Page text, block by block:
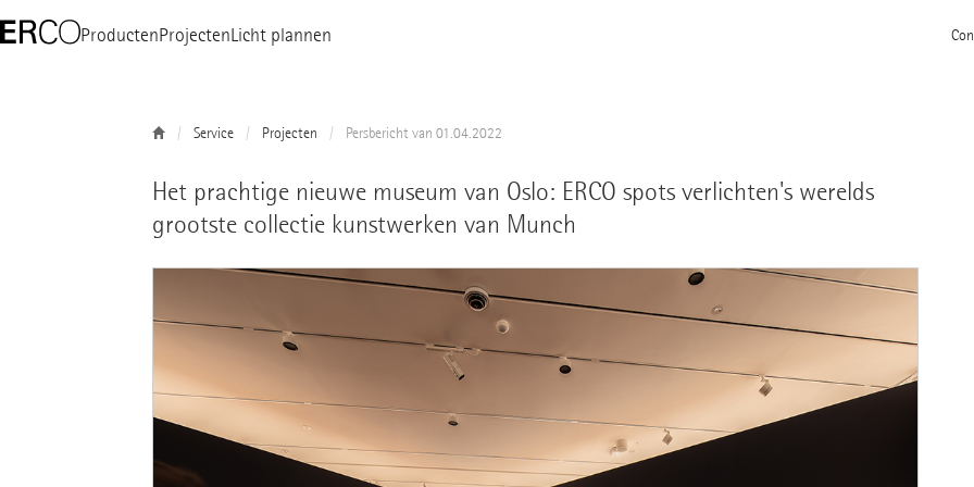
ProductenProjectenLicht plannen
Service Projecten Persbericht van 01.04.2022
Het prachtige nieuwe museum van Oslo: ERCO spots verlichten's werelds
grootste collectie kunstwerken van Munch